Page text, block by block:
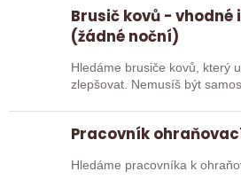
Brusič kovů -
(žádné noční)
Hledáme brusiče kovů, který
zlepšovat. Nemusíš být samostatný specialista s dlouholetou praxí. Důležité je, abys už někdy
Pracovník
Hledáme pracovníka k